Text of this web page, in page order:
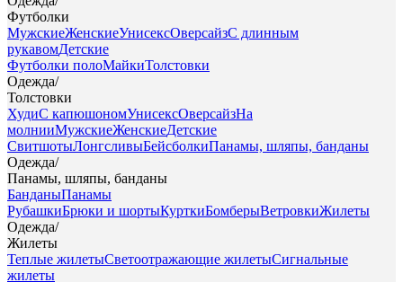
Футболки
МужскиеЖенскиеУнисексОверсайзС длинным
рукавомДетские
Футболки полоМайкиТолстовки
Одежда/
Толстовки
ХудиС капюшономУнисексОверсайзНа
молнииМужскиеЖенскиеДетские
СвитшотыЛонгсливыБейсболкиПанамы, шляпы, банданы
Одежда/
Панамы, шляпы, банданы
БанданыПанамы
РубашкиБрюки и шортыКурткиБомберыВетровкиЖилеты
Одежда/
Жилеты
Теплые жилетыСветоотражающие жилетыСигнальные
жилеты